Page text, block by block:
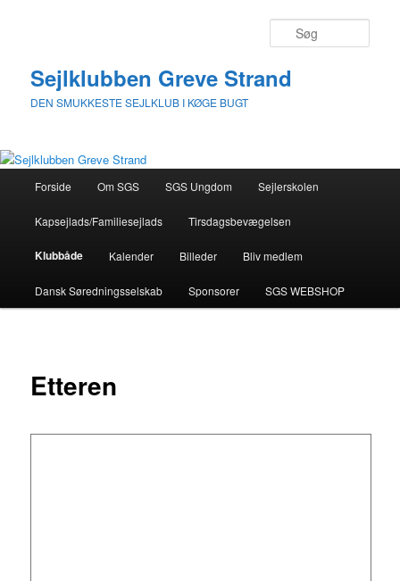
Sejlklubben Greve Strand
DEN SMUKKESTE SEJLKLUB I KØGE BUGT
Forside Om SGS SGS Ungdom Sejlerskolen
Kapsejlads/Familiesejlads Tirsdagsbevægelsen
Klubbåde Kalender Billeder Bliv medlem
Dansk Søredningsselskab Sponsorer SGS WEBSHOP
Etteren